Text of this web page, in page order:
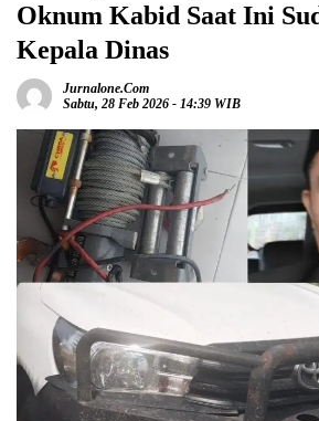
Oknum Kabid Saat Ini
Kepala Dinas
Jurnalone.com
Sabtu, 28 Feb 2026 - 14:39 WIB